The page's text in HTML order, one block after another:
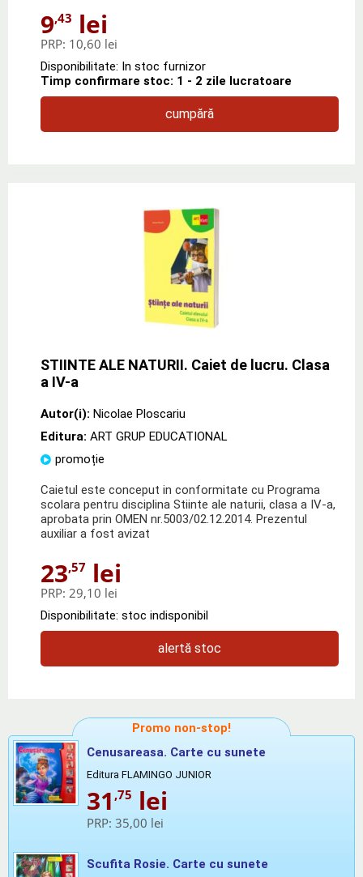
9,43 lei
PRP: 10,60 lei
Disponibilitate: In stoc furnizor
Timp confirmare stoc: 1 - 2 zile lucratoare
cumpără
STIINTE ALE NATURII. Caiet de lucru. Clasa
a IV-a
Autor(i): Nicolae Ploscariu
Editura: ART GRUP EDUCATIONAL
promoție
Caietul este conceput in conformitate cu Programa
scolara pentru disciplina Stiinte ale naturii, clasa a IV-a,
aprobata prin OMEN nr.5003/02.12.2014. Prezentul
auxiliar a fost avizat
23,57 lei
PRP: 29,10 lei
Disponibilitate: stoc indisponibil
alertă stoc
Promo non-stop!
Cenusareasa. Carte cu sunete
Editura FLAMINGO JUNIOR
31 ,75 lei
PRP: 35,00 lei
Scufita Rosie. Carte cu sunete